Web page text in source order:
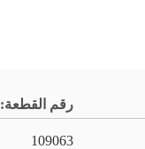
رقم القطعة:
109063